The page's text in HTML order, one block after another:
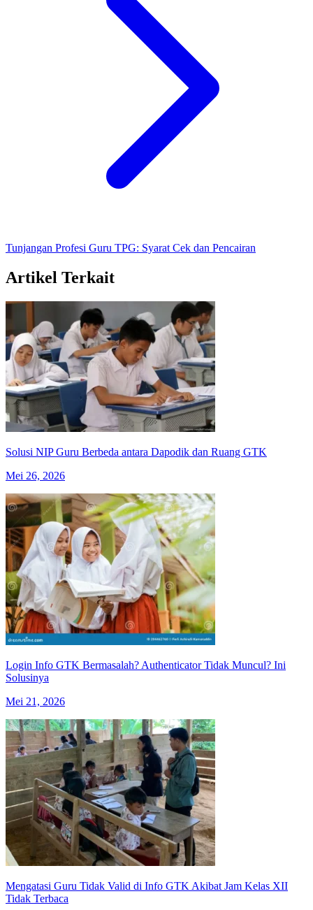
Tunjangan Profesi Guru TPG: Syarat Cek dan Pencairan
Artikel Terkait
Solusi NIP Guru Berbeda antara Dapodik dan Ruang GTK
Mei 26, 2026
Login Info GTK Bermasalah? Authenticator Tidak Muncul? Ini
Solusinya
Mei 21, 2026
Mengatasi Guru Tidak Valid di Info GTK Akibat Jam Kelas XII
Tidak Terbaca